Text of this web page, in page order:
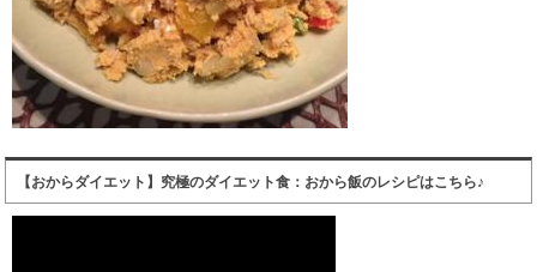
【おからダイエット】究極のダイエット食：おから飯のレシピはこちら♪